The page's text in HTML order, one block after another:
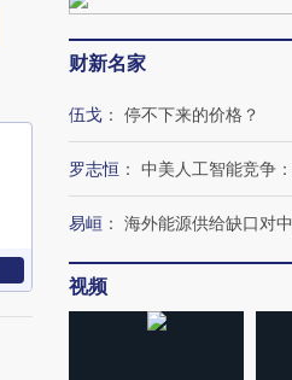
财新名家
伍戈 ： 停不下来的价格？
罗志恒 ： 中美人工智能竞争
易峘 ： 海外能源供给缺口对
视频